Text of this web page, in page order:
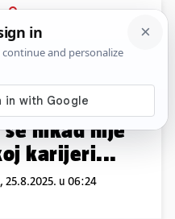
PRIJAVA
Komentari
kolu US
se nikad nije
karijeri...
25.8.2025. u 06:24